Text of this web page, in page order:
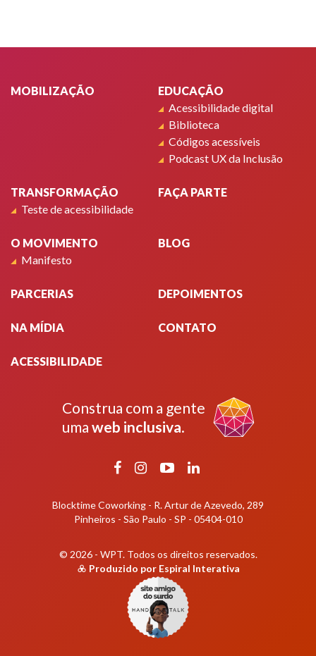
MOBILIZAÇÃO
EDUCAÇÃO
Acessibilidade digital
Biblioteca
Códigos acessíveis
Podcast UX da Inclusão
TRANSFORMAÇÃO
Teste de acessibilidade
FAÇA PARTE
O MOVIMENTO
Manifesto
BLOG
PARCERIAS DEPOIMENTOS
NA MÍDIA CONTATO
ACESSIBILIDADE
Construa com a gente
uma web inclusiva.
Facebook
Instagram
YouTubeLinkedIn
Blocktime Coworking - R. Artur de Azevedo, 289
Pinheiros - São Paulo - SP - 05404-010
© 2026 - WPT. Todos os direitos reservados.
Produzido por Espiral Interativa